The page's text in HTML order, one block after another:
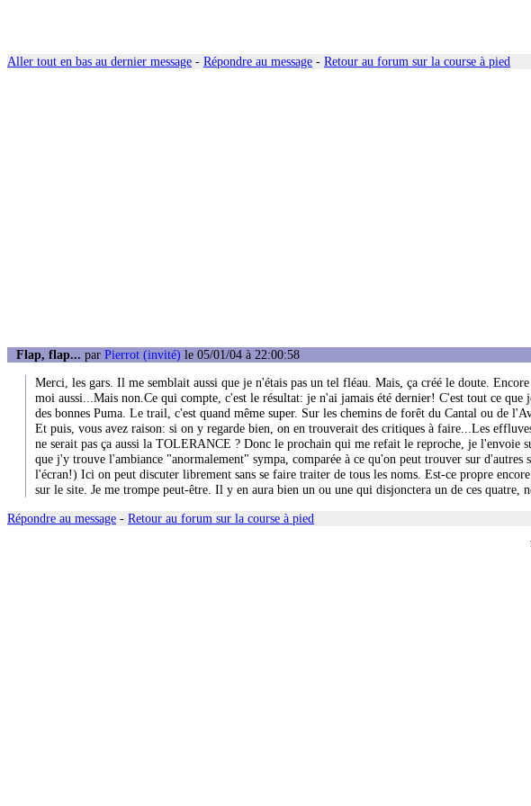
Aller tout en bas au dernier message - Répondre au message - Retour au forum sur la course à pied
Flap, flap... par Pierrot (invité) le 05/01/04 à 22:00:58
Merci, les gars. Il me semblait aussi que je n'étais pas un tel fléau. Mais, ça créé le doute.
moi aussi...Mais non.Ce qui compte, c'est le résultat: je n'ai jamais été dernier! C'est tout ce que
des bonnes Puma. Le trail, c'est quand même super. Sur les chemins de forêt du Cantal ou de
Et puis, vous avez raison: si on y regarde bien, on en trouverait des critiques à faire...Les
ne serait pas ça aussi la TOLERANCE ? Donc le prochain qui me refait le reproche, je l'envoie
que j'y trouve l'ambiance "anormalement" sympa, comparée à ce qu'on peut trouver sur d'autres
l'écran!) Ici on peut discuter librement sans se faire traiter de tous les noms. Est-ce propre
sur le site. Je me trompe peut-être. Il y en aura bien un ou une qui disjonctera un de ces quatre,
Répondre au message - Retour au forum sur la course à pied